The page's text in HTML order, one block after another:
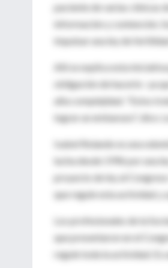
paciente de varias clínicas
información y contención.
impulsar una ley de
Allí se explica esta
obligación de hacerlo- ya
alta complejidad. "Estos
lograr un embarazo", dice.
Isabel Rolando es una
lucha desde 1996 por una
proyecto de ley al
que regule esta actividad,
Los profesionales de la
que presentaron en el
regule toda la actividad.